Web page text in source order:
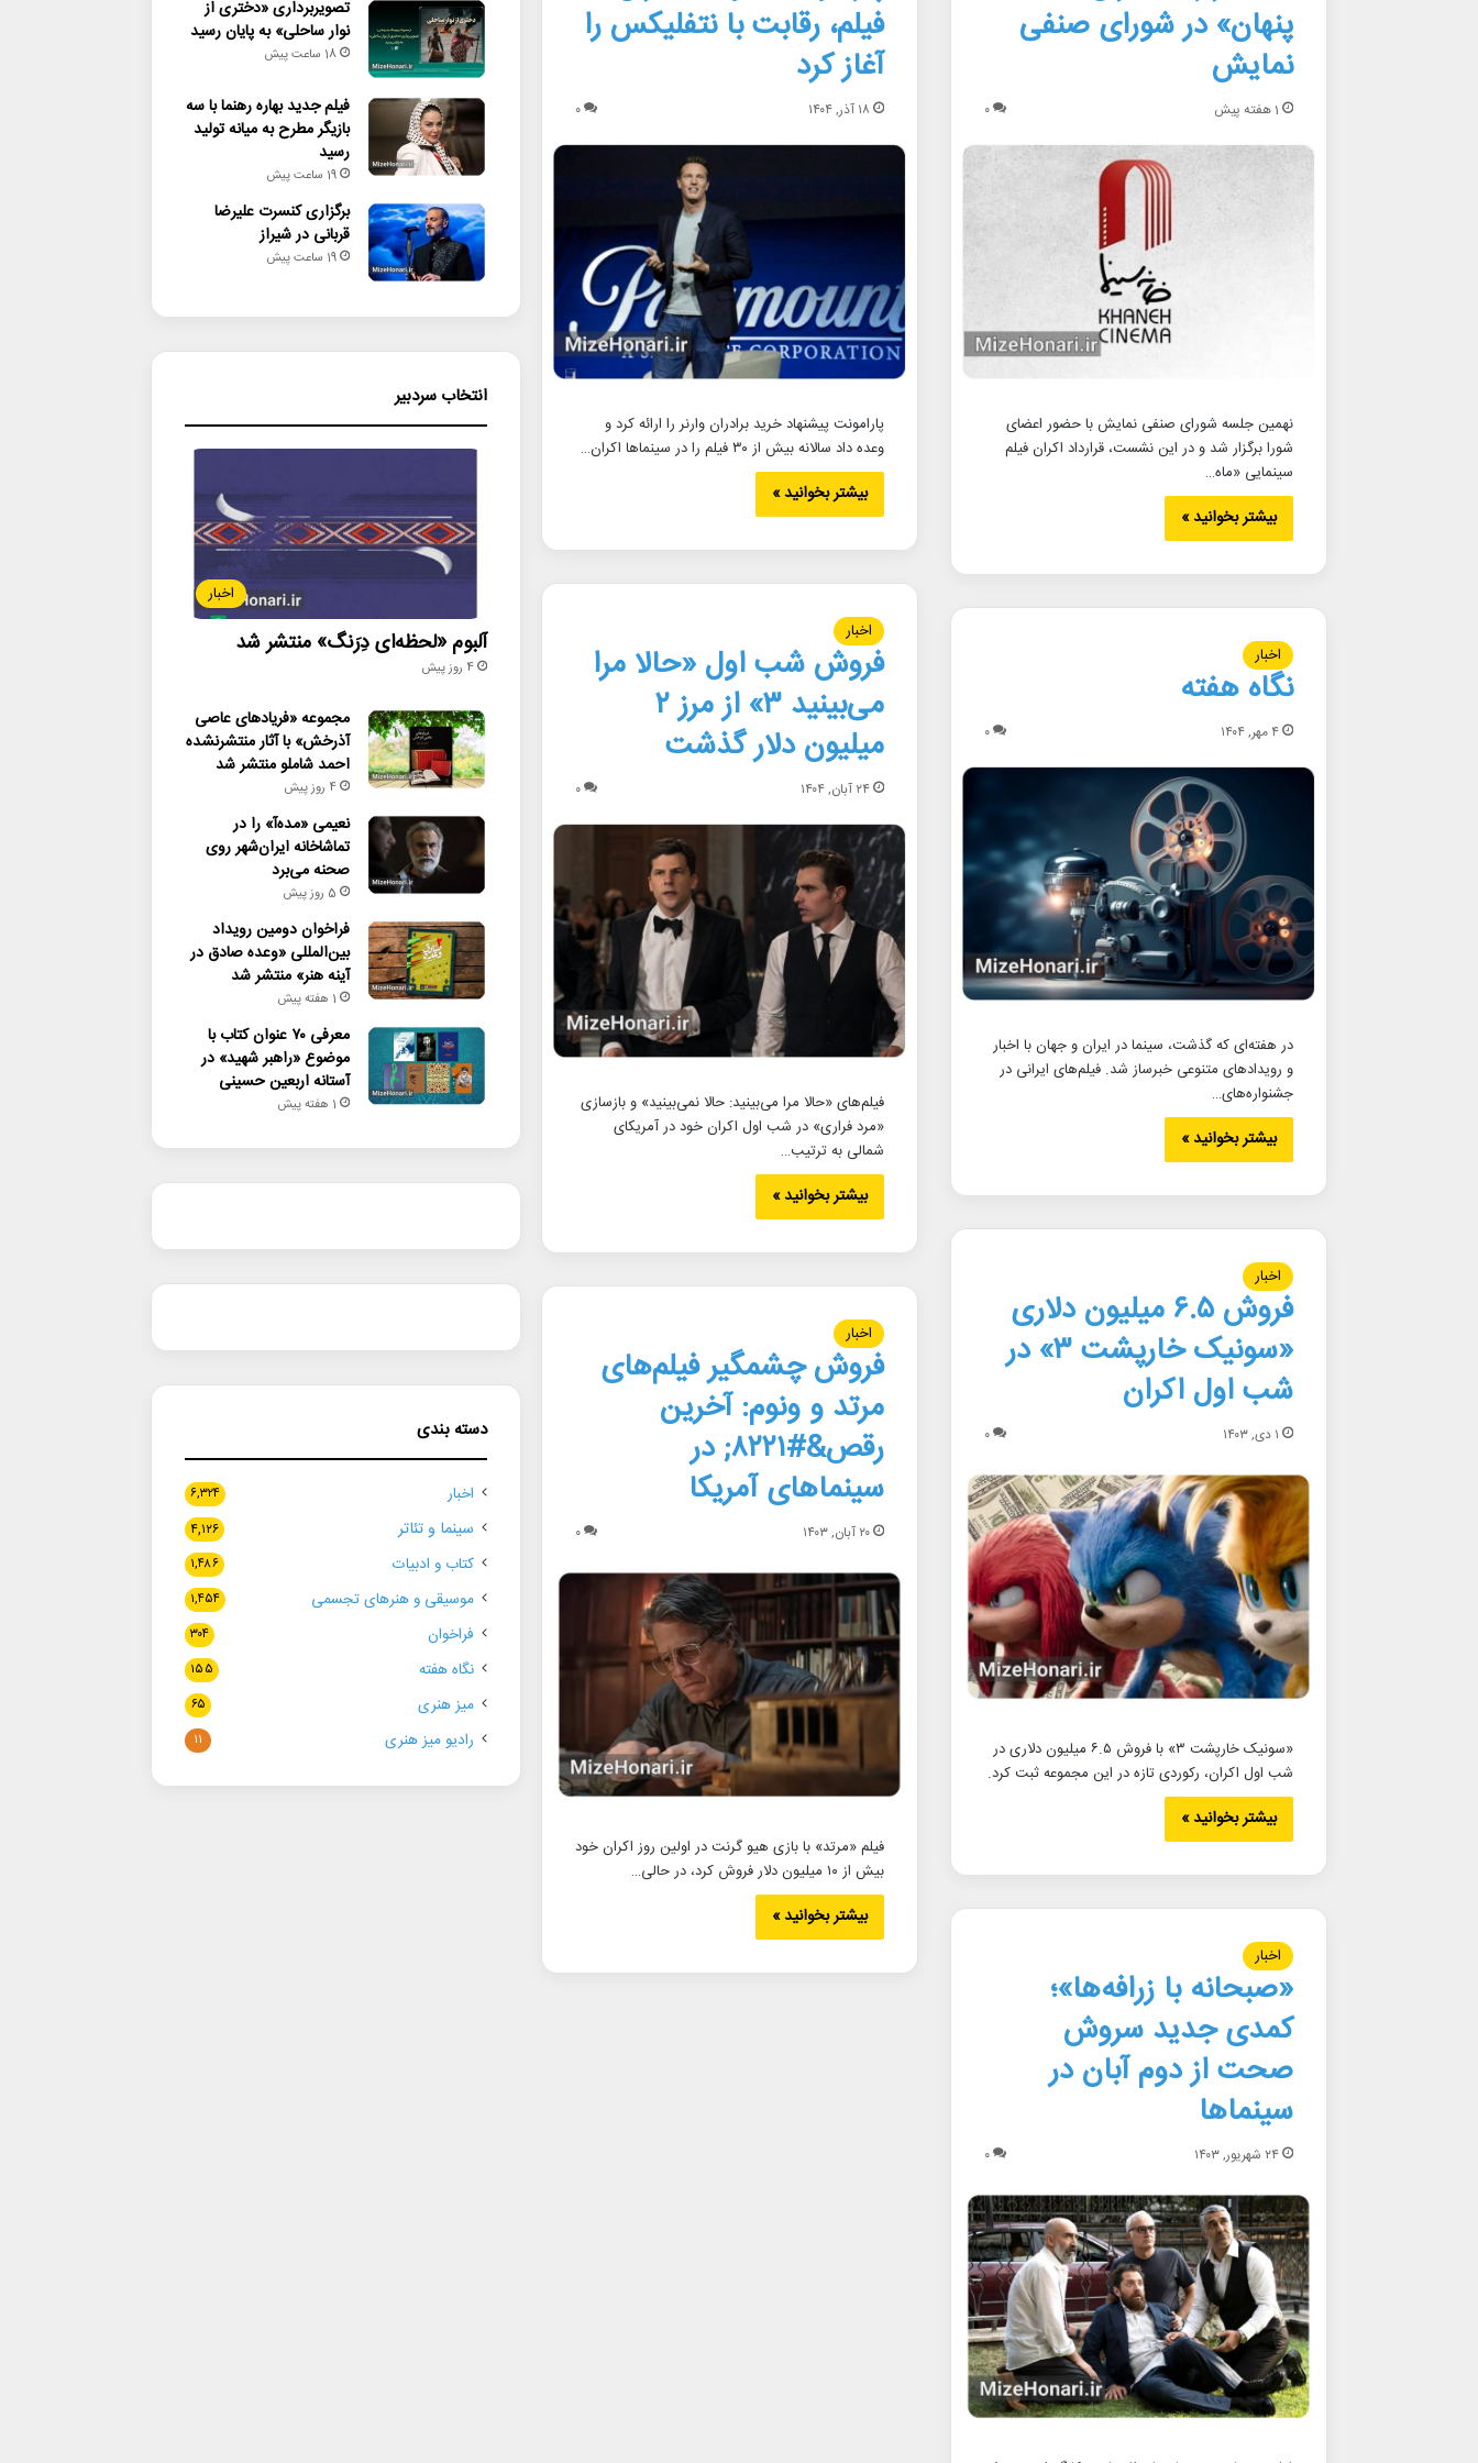
پنهان» در شورای صنفی
نمایش
1 هفته پیش ۰
نهمین جلسه شورای صنفی نمایش با حضور اعضای
شورا برگزار شد و در این نشست، قرارداد اکران فیلم
سینمایی «ماه…
بیشتر بخوانید »
فیلم، رقابت با نتفلیکس را
آغاز کرد
۱۸ آذر, ۱۴۰۴ ۰
پارامونت پیشنهاد خرید برادران وارنر را ارائه کرد و
وعده داد سالانه بیش از ۳۰ فیلم را در سینماها اکران…
بیشتر بخوانید »
اخبار
فروش شب اول «حالا مرا
می‌بینید ۳» از مرز ۲
میلیون دلار گذشت
۲۴ آبان, ۱۴۰۴ ۰
فیلم‌های «حالا مرا می‌بینید: حالا نمی‌بینید» و بازسازی
«مرد فراری» در شب اول اکران خود در آمریکای
شمالی به ترتیب…
بیشتر بخوانید »
اخبار
نگاه هفته
۴ مهر, ۱۴۰۴ ۰
در هفته‌ای که گذشت، سینما در ایران و جهان با اخبار
و رویدادهای متنوعی خبرساز شد. فیلم‌های ایرانی در
جشنواره‌های…
بیشتر بخوانید »
اخبار
فروش ۶.۵ میلیون دلاری
«سونیک خارپشت ۳» در
شب اول اکران
۱ دی, ۱۴۰۳ ۰
«سونیک خارپشت ۳» با فروش ۶.۵ میلیون دلاری در
شب اول اکران، رکوردی تازه در این مجموعه ثبت کرد.
بیشتر بخوانید »
اخبار
فروش چشمگیر فیلم‌های
مرتد و ونوم: آخرین
رقص&#۸۲۲۱; در
سینماهای آمریکا
۲۰ آبان, ۱۴۰۳ ۰
فیلم «مرتد» با بازی هیو گرنت در اولین روز اکران خود
بیش از ۱۰ میلیون دلار فروش کرد، در حالی…
بیشتر بخوانید »
اخبار
«صبحانه با زرافه‌ها»؛
کمدی جدید سروش
صحت از دوم آبان در
سینماها
۲۴ شهریور, ۱۴۰۳ ۰
تصویربرداری «دختری از
نوار ساحلی» به پایان رسید
18 ساعت پیش
فیلم جدید بهاره رهنما با سه
بازیگر مطرح به میانه تولید
رسید
19 ساعت پیش
برگزاری کنسرت علیرضا
قربانی در شیراز
19 ساعت پیش
انتخاب سردبیر
اخبار
آلبوم «لحظه‌ای دِرَنگ» منتشر شد
4 روز پیش
مجموعه «فریادهای عاصی
آذرخش» با آثار منتشرنشده
احمد شاملو منتشر شد
4 روز پیش
نعیمی «مده‌آ» را در
تماشاخانه ایران‌شهر روی
صحنه می‌برد
5 روز پیش
فراخوان دومین رویداد
بین‌المللی «وعده صادق در
آینه هنر» منتشر شد
1 هفته پیش
معرفی ۷۰ عنوان کتاب با
موضوع «راهبر شهید» در
آستانه اربعین حسینی
1 هفته پیش
دسته بندی
اخبار ۶,۳۲۴
سینما و تئاتر ۴,۱۲۶
کتاب و ادبیات ۱,۴۸۶
موسیقی و هنرهای تجسمی ۱,۴۵۴
فراخوان ۳۰۴
نگاه هفته ۱۵۵
میز هنری ۶۵
رادیو میز هنری ۱۱